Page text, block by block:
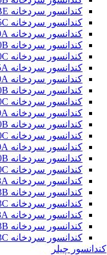
کندانسور سردخانه ACS-145BE
کندانسور سردخانه ACS-145C
کندانسور سردخانه ACS-150A
کندانسور سردخانه ACS-150B
کندانسور سردخانه ACS-150C
کندانسور سردخانه ACS-245A
کندانسور سردخانه ACS-250A
کندانسور سردخانه ACS-250B
کندانسور سردخانه ACS-250C
کندانسور سردخانه ACS-350A
کندانسور سردخانه ACS-350B
کندانسور سردخانه ACS-350C
کندانسور سردخانه ACS-450A
کندانسور سردخانه ACS-450B
کندانسور سردخانه ACS-450C
کندانسور سردخانه ACS-463A
کندانسور سردخانه ACS-463B
کندانسور سردخانه ACS-463C
کندانسور سردخانه ACS-663A
کندانسور سردخانه ACS-663B
کندانسور سردخانه ACS-663C
کندانسور چیلر